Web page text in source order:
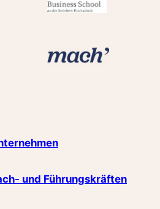
und Führungskräften